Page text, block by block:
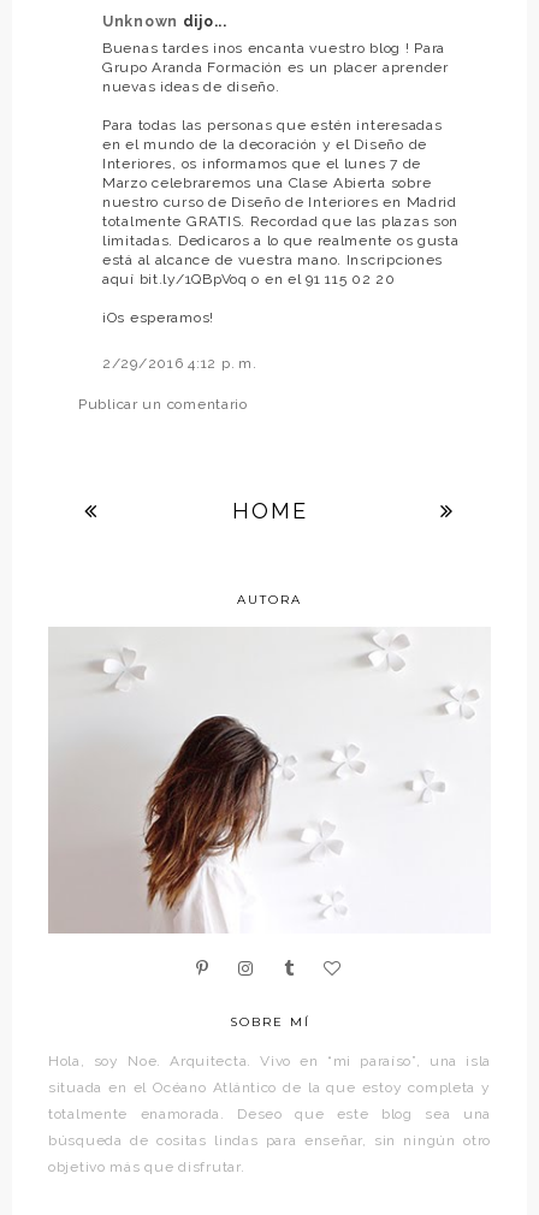
Unknown dijo...
Buenas tardes ¡nos encanta vuestro blog ! Para
Grupo Aranda Formación es un placer aprender
nuevas ideas de diseño.
Para todas las personas que estén interesadas
en el mundo de la decoración y el Diseño de
Interiores, os informamos que el lunes 7 de
Marzo celebraremos una Clase Abierta sobre
nuestro curso de Diseño de Interiores en Madrid
totalmente GRATIS. Recordad que las plazas son
limitadas. Dedicaros a lo que realmente os gusta
está al alcance de vuestra mano. Inscripciones
aquí bit.ly/1QBpVoq o en el 91 115 02 20
¡Os esperamos!
2/29/2016 4:12 p. m.
Publicar un comentario
HOME
AUTORA
SOBRE MÍ
Hola, soy Noe. Arquitecta. Vivo en “mi paraíso”, una isla
situada en el Océano Atlántico de la que estoy completa y
totalmente enamorada. Deseo que este blog sea una
búsqueda de cositas lindas para enseñar, sin ningún otro
objetivo más que disfrutar.